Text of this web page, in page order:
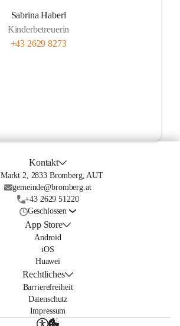
Sabrina Haberl
Kinderbetreuerin
+43 2629 8273
Kontakt
Markt 2, 2833 Bromberg, AUT
gemeinde@bromberg.at
+43 2629 51220
Geschlossen
App Store
Android
iOS
Huawei
Rechtliches
Barrierefreiheit
Datenschutz
Impressum